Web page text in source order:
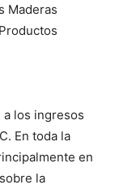
Maderas
los ingresos
En toda la
en
la